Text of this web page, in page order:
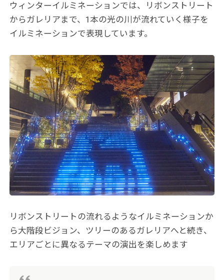
ウィンターイルミネーションでは、リボンストリート
からガレリアまで、1本の光の川が流れていく様子を
イルミネーションで表現しています。
リボンストリートの流れるようなイルミネーションか
ら大階段ビジョン、ツリーのあるガレリアへと続き、
エリアごとに異なるテーマの演出を楽しめます